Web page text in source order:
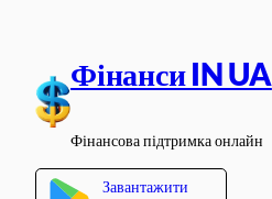
вмісту
Фінанси IN UA
Фінансова підтримка онлайн
Завантажити